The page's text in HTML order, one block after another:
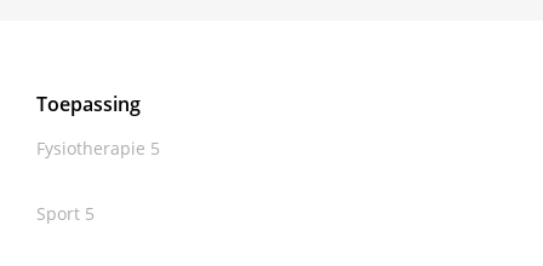
Toepassing
Fysiotherapie 5
Sport 5